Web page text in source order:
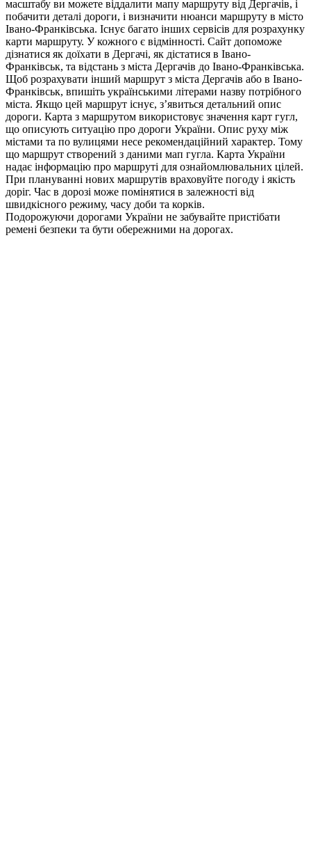
масштабу ви можете віддалити мапу маршруту від Дергачів, і
побачити деталі дороги, і визначити нюанси маршруту в місто
Івано-Франківська. Існує багато інших сервісів для розрахунку
карти маршруту. У кожного є відмінності. Сайт допоможе
дізнатися як доїхати в Дергачі, як дістатися в Івано-
Франківськ, та відстань з міста Дергачів до Івано-Франківська.
Щоб розрахувати інший маршрут з міста Дергачів або в Івано-
Франківськ, впишіть українськими літерами назву потрібного
міста. Якщо цей маршрут існує, з’явиться детальний опис
дороги. Карта з маршрутом використовує значення карт гугл,
що описують ситуацію про дороги України. Опис руху між
містами та по вулицями несе рекомендаційний характер. Тому
що маршрут створений з даними мап гугла. Карта України
надає інформацію про маршруті для ознайомлювальних цілей.
При плануванні нових маршрутів враховуйте погоду і якість
доріг. Час в дорозі може помінятися в залежності від
швидкісного режиму, часу доби та корків.
Подорожуючи дорогами України не забувайте пристібати
ремені безпеки та бути обережними на дорогах.